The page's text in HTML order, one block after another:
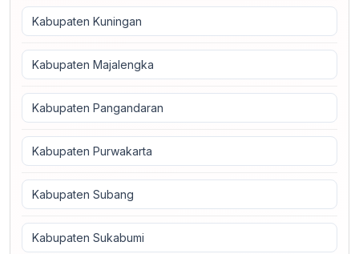
Kabupaten Kuningan
Kabupaten Majalengka
Kabupaten Pangandaran
Kabupaten Purwakarta
Kabupaten Subang
Kabupaten Sukabumi